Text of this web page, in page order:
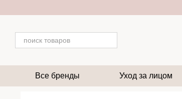
Все бренды Уход за лицом